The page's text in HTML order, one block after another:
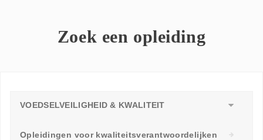
NODIG
Zoek een opleiding
VOEDSELVEILIGHEID & KWALITEIT
Opleidingen voor kwaliteitsverantwoordelijken